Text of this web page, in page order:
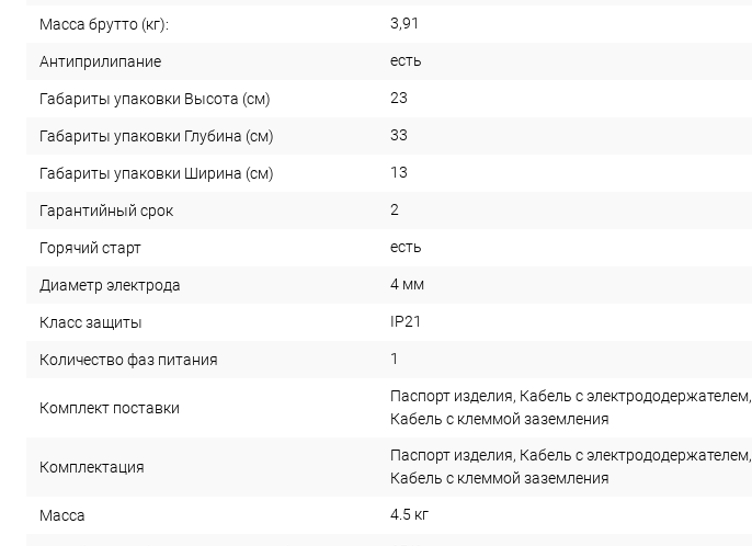
Масса брутто (кг): 3,91
Антиприлипание есть
Габариты упаковки Высота (см) 23
Габариты упаковки Глубина (см) 33
Габариты упаковки Ширина (см) 13
Гарантийный срок 2
Горячий старт есть
Диаметр электрода 4 мм
Класс защиты IP21
Количество фаз питания 1
Комплект поставки
Паспорт изделия, Кабель с электрододержателем,
Кабель с клеммой заземления
Комплектация
Паспорт изделия, Кабель с электрододержателем,
Кабель с клеммой заземления
Масса 4.5 кг